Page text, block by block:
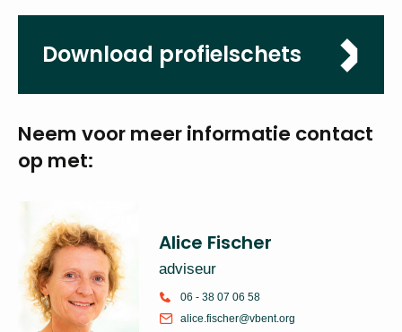
Download profielschets
Neem voor meerinformatie contact
op met:
Alice Fischer
adviseur
06 - 38 07 06 58
alice.fischer@vbent.org